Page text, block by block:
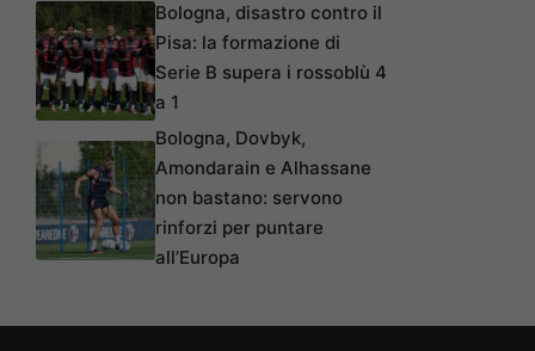
Bologna, disastro contro il
Pisa: la formazione di
Serie B supera i rossoblù 4
a 1
Bologna, Dovbyk,
Amondarain e Alhassane
non bastano: servono
rinforzi per puntare
all’Europa